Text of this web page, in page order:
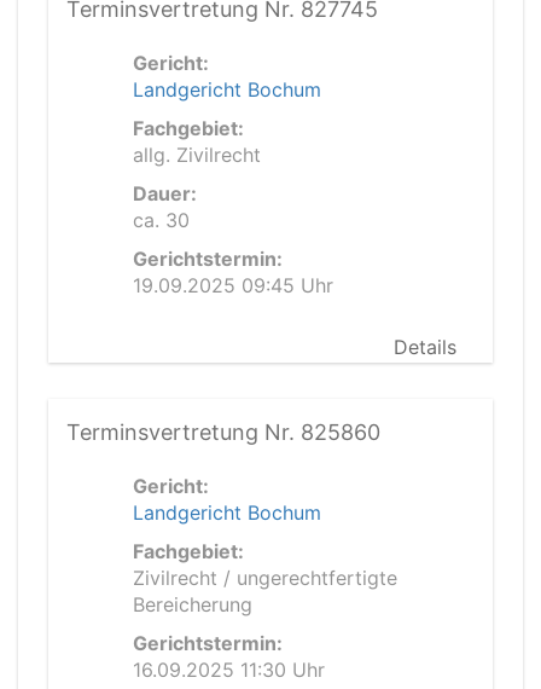
Terminsvertretung Nr. 827745
Gericht:
Landgericht Bochum
Fachgebiet:
allg. Zivilrecht
Dauer:
ca. 30
Gerichtstermin:
19.09.2025 09:45 Uhr
Details
Terminsvertretung Nr. 825860
Gericht:
Landgericht Bochum
Fachgebiet:
Zivilrecht / ungerechtfertigte
Bereicherung
Gerichtstermin:
16.09.2025 11:30 Uhr